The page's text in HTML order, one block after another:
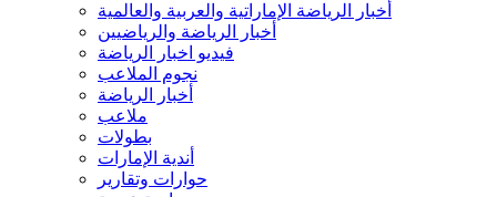
أخبار الرياضة الإماراتية والعربية والعالمية
أخبار الرياضة والرياضيين
فيديو اخبار الرياضة
نجوم الملاعب
أخبار الرياضة
ملاعب
بطولات
أندية الإمارات
حوارات وتقارير